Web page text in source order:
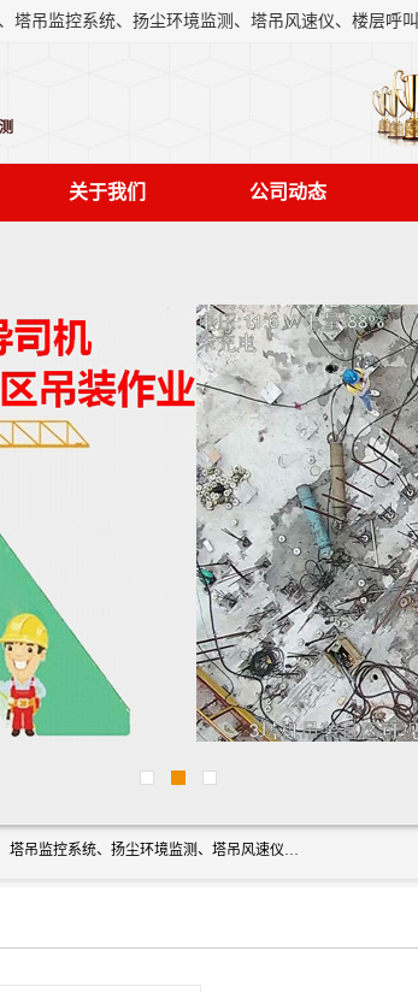
关于我们 公司动态
上海融瑞环保科技有限公司是吊钩可视化、塔吊黑匣子、扬尘监测系统、塔吊监控系统、扬尘环境监测、塔吊风速仪、楼层呼叫器、主令控制器、人脸识别、风速仪等一系列环保设备的研发生产销售为一体的专业化公司。